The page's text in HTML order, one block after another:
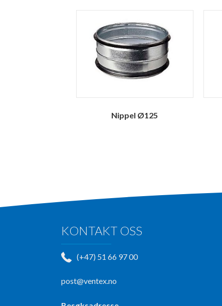
Nippel Ø125
KONTAKT OSS
(+47) 51 66 97 00
post@ventex.no